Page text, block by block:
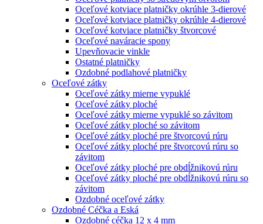
Oceľové kotviace platničky okrúhle 3-dierové
Oceľové kotviace platničky okrúhle 4-dierové
Oceľové kotviace platničky štvorcové
Oceľové naváracie spony
Upevňovacie vinkle
Ostatné platničky
Ozdobné podlahové platničky
Oceľové zátky
Oceľové zátky mierne vypuklé
Oceľové zátky ploché
Oceľové zátky mierne vypuklé so závitom
Oceľové zátky ploché so závitom
Oceľové zátky ploché pre štvorcovú rúru
Oceľové zátky ploché pre štvorcovú rúru so
závitom
Oceľové zátky ploché pre obdĺžnikovú rúru
Oceľové zátky ploché pre obdĺžnikovú rúru so
závitom
Ozdobné oceľové zátky
Ozdobné Céčka a Eská
Ozdobné céčka 12 x 4 mm